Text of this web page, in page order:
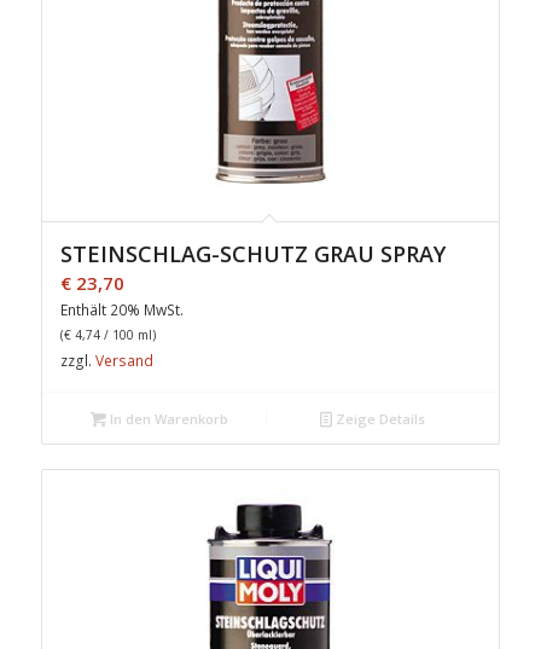
STEINSCHLAG-SCHUTZ GRAU SPRAY
€23,70
Enthält 20% MwSt.
(€4,74/ 100 ml)
zzgl. Versand
In den Warenkorb Zeige Details